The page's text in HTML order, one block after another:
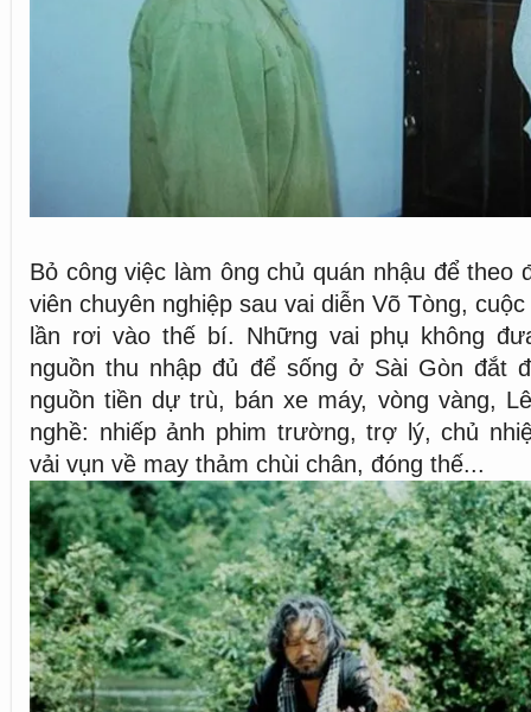
Bỏ công việc làm ông chủ quán nhậu để theo
viên chuyên nghiệp sau vai diễn Võ Tòng,
lần rơi vào thế bí. Những vai phụ không
nguồn thu nhập đủ để sống ở Sài Gòn đắt
nguồn tiền dự trù, bán xe máy, vòng vàng,
nghề: nhiếp ảnh phim trường, trợ lý, chủ
vải vụn về may thảm chùi chân, đóng thế...